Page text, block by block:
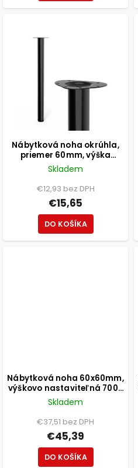
Nábytková noha okrúhla,
priemer 60mm, výška
800mm, čierna
Skladem
€12,93 bez DPH
€15,65
DO KOŠÍKA
Nábytková noha 60x60mm,
výškovo nastaviteľná 700-
1100mm, chróm
Skladem
€37,51 bez DPH
€45,39
DO KOŠÍKA